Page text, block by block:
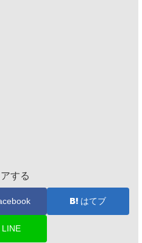
する
はてブ
LINE